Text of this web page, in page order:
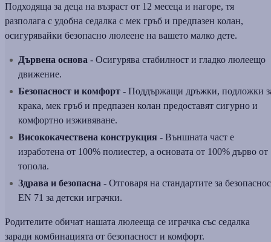
Подходяща за деца на възраст от 12 месеца и нагоре, тя
разполага с удобна седалка с мек гръб и предпазен колан,
осигурявайки безопасно люлеене на вашето малко дете.
Дървена основа - Осигурява стабилност и гладко люлеещо
движение.
Безопасност и комфорт - Поддържащи дръжки, подложки
крака, мек гръб и предпазен колан предоставят сигурно и
комфортно изживяване.
Висококачествена конструкция - Външната част е
изработена от 100% полиестер, а основата от 100% дърво от
топола.
Здрава и безопасна - Отговаря на стандартите за
EN 71 за детски играчки.
Родителите обичат нашата люлееща се играчка със седалка
заради комбинацията от безопасност и комфорт.